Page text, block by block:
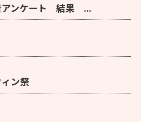
ンケート 結果 ...
ン祭